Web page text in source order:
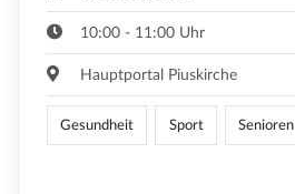
10:00 - 11:00 Uhr
Hauptportal Piuskirche
Gesundheit Sport Senioren